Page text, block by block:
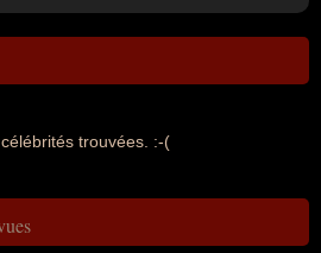
trouvées. :-(